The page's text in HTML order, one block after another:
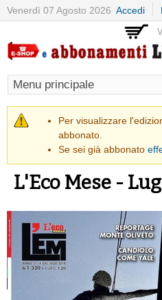
Salta al
contenuto
principale
Venerdì 07 Agosto 2026 Accedi
Messaggio
Per visualizzare
abbonato.
Se sei già abbonato
L'Eco Mese -